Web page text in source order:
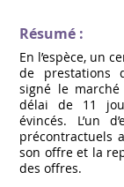
Résumé :
En l’espèce, un
de prestations
signé le marché
délai de 11
évincés. L’un
précontractuels
son offre et la
des offres.